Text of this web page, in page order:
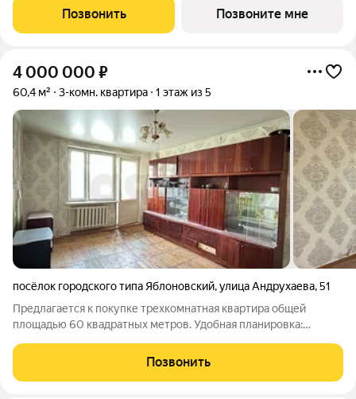
класса «Долина» от ГК ССК. О проекте Добро пожаловать в
жилой комплекс «Долина» живописный
Позвонить Позвоните мне
4 000 000 ₽
60,4 м² 3-комн. квартира 1 этаж из 5
посёлок городского типа Яблоновский,улица Андрухаева,51
Предлагается к покупке трехкомнатная квартира общей
площадью 60 квадратных метров. Удобная планировка:
позволят каждому члену семьи иметь личное пространство В
квартире требуется ремонт, давно никто
Позвонить